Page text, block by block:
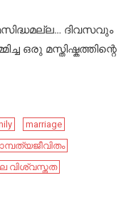
ദിവസവും
ഒരു മസ്തിഷ്കത്തിന്റെ
marriage
വിശ്വസ്തത